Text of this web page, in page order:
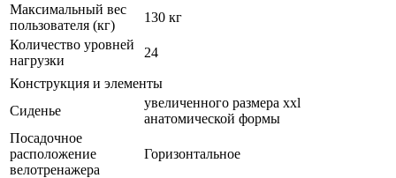
Максимальный вес
пользователя (кг)
130 кг
Количество уровней
нагрузки
24
Конструкция и элементы
Сиденье
увеличенного размера xxl
анатомической формы
Посадочное
расположение
велотренажера
Горизонтальное